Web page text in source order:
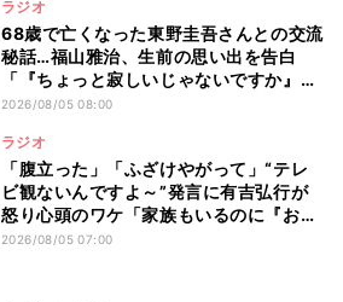
ラジオ
68歳で亡くなった東野圭吾さんとの交流
秘話…福山雅治、生前の思い出を告白
「『ちょっと寂しいじゃないですか』と
言われ…」
2026/08/05 08:00
ラジオ
「腹立った」「ふざけやがって」“テレ
ビ観ないんですよ～”発言に有吉弘行が
怒り心頭のワケ「家族もいるのに『おい
おいおいおい!』って言うところでした」
2026/08/05 07:00